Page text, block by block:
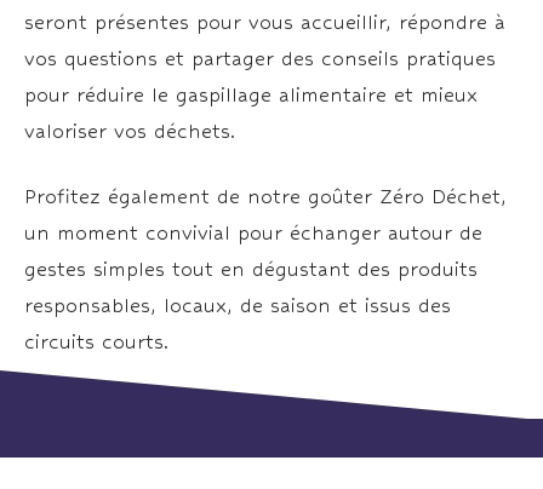
seront présentes pour vous accueillir, répondre à
vos questions et partager des conseils pratiques
pour réduire le gaspillage alimentaire et mieux
valoriser vos déchets.
Profitez également de notre goûter Zéro Déchet,
un moment convivial pour échanger autour de
gestes simples tout en dégustant des produits
responsables, locaux, de saison et issus des
circuits courts.